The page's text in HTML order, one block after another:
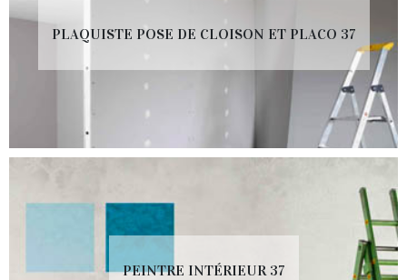
PLAQUISTE POSE DE CLOISON ET PLACO 37
PEINTRE INTÉRIEUR 37